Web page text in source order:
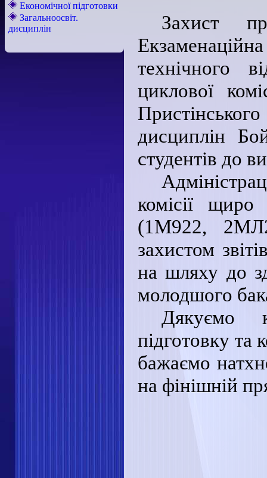
Економічної підготовки
Загальноосвіт.
дисциплін
Захист
технічного
циклової
дисциплін
студентів до
комісії щиро
(1М922,
захистом
на шляху до
молодшого
Дякуємо
підготовку та
бажаємо
на фінішній